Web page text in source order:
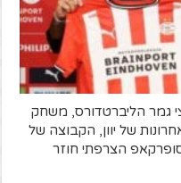
גמר הליברטדורס, משחק
של יוון, הקבוצה של
הצרפתי חוזר